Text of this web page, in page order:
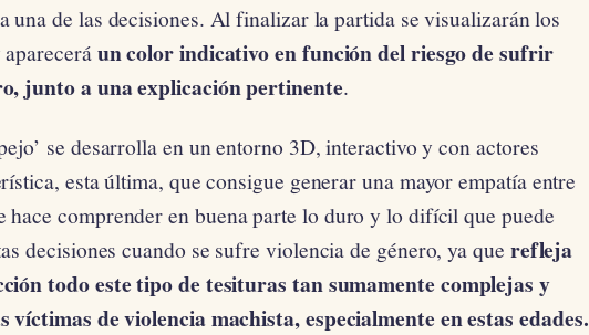
una de las decisiones. Al finalizar la partida se visualizarán los
un color indicativo en función del riesgo de sufrir
junto a una explicación pertinente.
se desarrolla en un entorno 3D, interactivo y con actores
esta última, que consigue generar una mayor empatía entre
hace comprender en buena parte lo duro y lo difícil que puede
decisiones cuando se sufre violencia de género, ya que refleja
todo este tipo de tesituras tan sumamente complejas y
víctimas de violencia machista, especialmente en estas edades.